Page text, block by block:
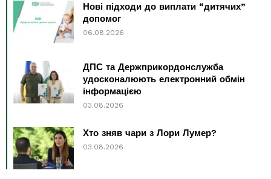
Нові підходи до виплати “дитячих”
допомог
06.08.2026
ДПС та Держприкордонслужба
удосконалюють електронний обмін
інформацією
03.08.2026
Хто зняв чари з Лори Лумер?
03.08.2026